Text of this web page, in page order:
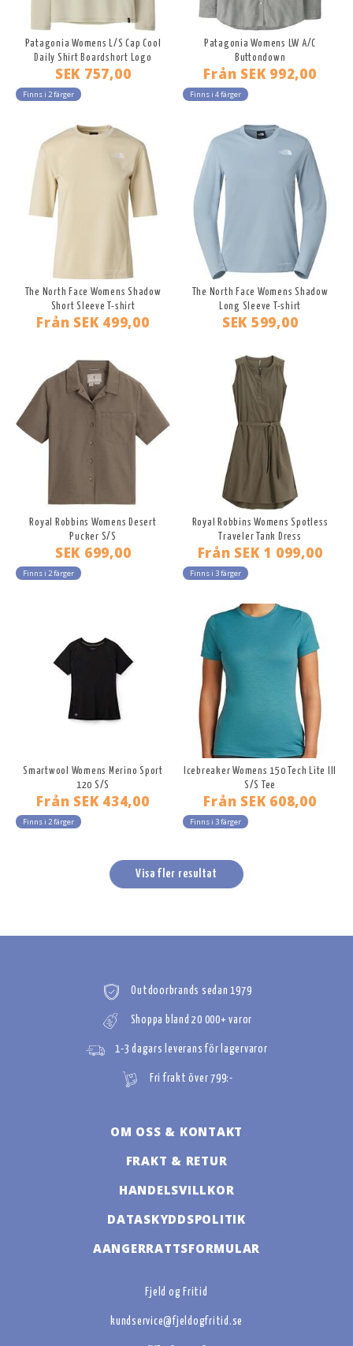
Patagonia Womens L/S Cap Cool
Daily Shirt Boardshort Logo
SEK 757,00
Finns i 2 färger
Patagonia Womens LW A/C
Buttondown
Från SEK 992,00
Finns i 4 färger
The North Face Womens Shadow
Short Sleeve T-shirt
Från SEK 499,00
The North Face Womens Shadow
Long Sleeve T-shirt
SEK 599,00
Royal Robbins Womens Desert
Pucker S/S
SEK 699,00
Finns i 2 färger
Royal Robbins Womens Spotless
Traveler Tank Dress
Från SEK 1 099,00
Finns i 3 färger
Smartwool Womens Merino Sport
120 S/S
Från SEK 434,00
Finns i 2 färger
Icebreaker Womens 150 Tech Lite III
S/S Tee
Från SEK 608,00
Finns i 3 färger
Visa fler resultat
Outdoorbrands sedan 1979
Shoppa bland 20 000+ varor
1-3 dagars leverans för lagervaror
Fri frakt över 799:-
OM OSS & KONTAKT
FRAKT & RETUR
HANDELSVILLKOR
DATASKYDDSPOLITIK
AANGERRATTSFORMULAR
Fjeld og Fritid
kundservice@fjeldogfritid.se